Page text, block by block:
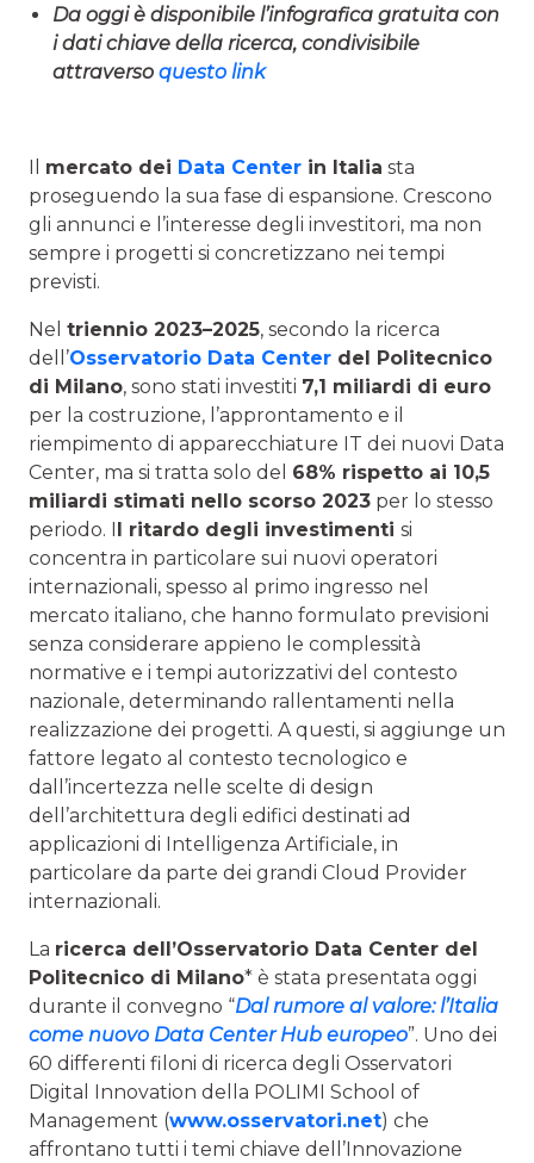
Da oggi è disponibile l’infografica gratuita con
i dati chiave della ricerca, condivisibile
attraverso questo link
mercato dei Data Center in Italia sta
proseguendo la sua fase di espansione. Crescono
gli annunci e l’interesse degli investitori, ma non
sempre i progetti si concretizzano nei tempi
previsti.
Nel triennio 2023–2025, secondo la ricerca
dell’Osservatorio Data Center del Politecnico
di Milano, sono stati investiti 7,1 miliardi di euro
per la costruzione, l’approntamento e il
riempimento di apparecchiature IT dei nuovi Data
Center, ma si tratta solo del 68% rispetto ai 10,5
miliardi stimati nello scorso 2023 per lo stesso
periodo. I
l ritardo degli investimenti si
concentra in particolare sui nuovi operatori
internazionali, spesso al primo ingresso nel
mercato italiano, che hanno formulato previsioni
senza considerare appieno le complessità
normative e i tempi autorizzativi del contesto
nazionale, determinando rallentamenti nella
realizzazione dei progetti. A questi, si aggiunge un
fattore legato al contesto tecnologico e
dall’incertezza nelle scelte di design
dell’architettura degli edifici destinati ad
applicazioni di Intelligenza Artificiale, in
particolare da parte dei grandi Cloud Provider
internazionali.
La ricerca dell’Osservatorio Data Center del
Politecnico di Milano* è stata presentata oggi
durante il convegno “Dal rumore al valore: l’Italia
come nuovo Data Center Hub europeo”. Uno dei
60 differenti filoni di ricerca degli Osservatori
Digital Innovation della POLIMI School of
Management (www.osservatori.net) che
affrontano tutti i temi chiave dell’Innovazione